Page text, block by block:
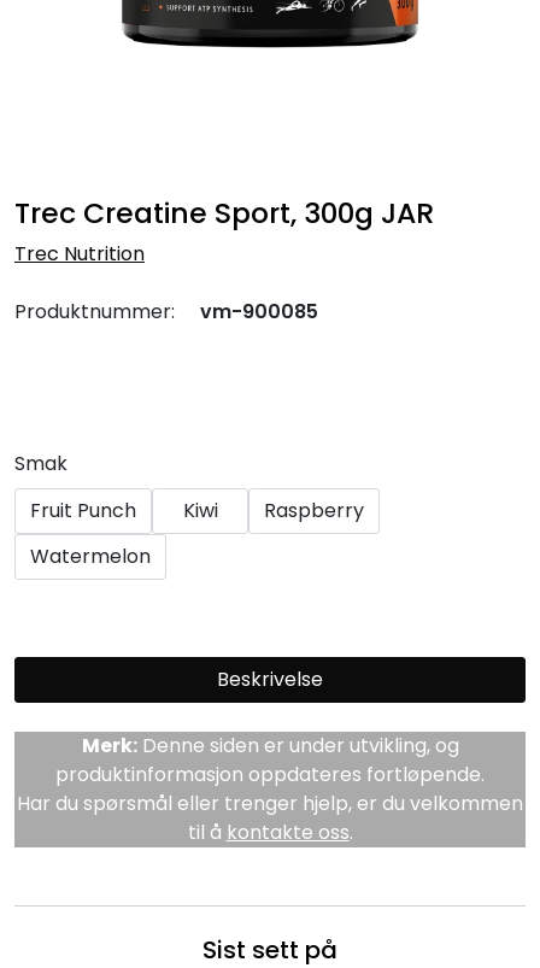
Trec Creatine Sport, 300g JAR
Trec Nutrition
Produktnummer: vm-900085
Smak
Fruit Punch
Kiwi
Raspberry
Watermelon
Beskrivelse
Merk:Denne siden er under utvikling, og
produktinformasjon oppdateres fortløpende.
Har du spørsmål eller trenger hjelp, er du velkommen
til å kontakte oss.
Sist sett på